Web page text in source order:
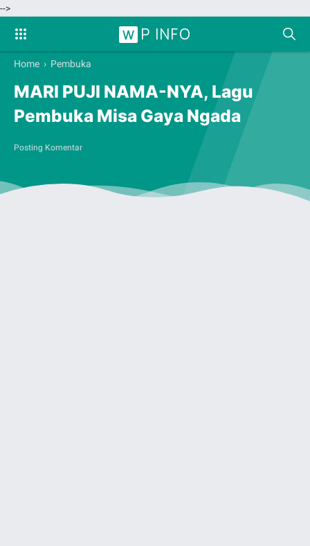
-->
W P INFO
Home › Pembuka
MARI PUJI NAMA-NYA, Lagu
Pembuka Misa Gaya Ngada
Posting Komentar